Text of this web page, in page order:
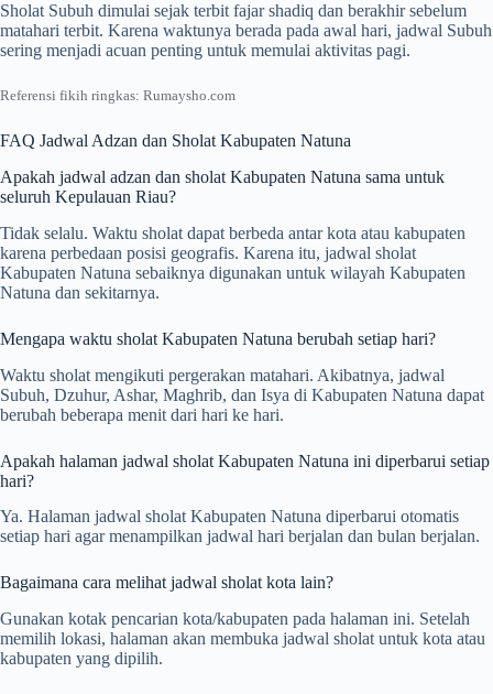
Sholat Subuh dimulai sejak terbit fajar shadiq dan berakhir sebelum
matahari terbit. Karena waktunya berada pada awal hari, jadwal Subuh
sering menjadi acuan penting untuk memulai aktivitas pagi.
Referensi fikih ringkas: Rumaysho.com
FAQ Jadwal Adzan dan Sholat Kabupaten Natuna
Apakah jadwal adzan dan sholat Kabupaten Natuna sama untuk
seluruh Kepulauan Riau?
Tidak selalu. Waktu sholat dapat berbeda antar kota atau kabupaten
karena perbedaan posisi geografis. Karena itu, jadwal sholat
Kabupaten Natuna sebaiknya digunakan untuk wilayah Kabupaten
Natuna dan sekitarnya.
Mengapa waktu sholat Kabupaten Natuna berubah setiap hari?
Waktu sholat mengikuti pergerakan matahari. Akibatnya, jadwal
Subuh, Dzuhur, Ashar, Maghrib, dan Isya di Kabupaten Natuna dapat
berubah beberapa menit dari hari ke hari.
Apakah halaman jadwal sholat Kabupaten Natuna ini diperbarui setiap
hari?
Ya. Halaman jadwal sholat Kabupaten Natuna diperbarui otomatis
setiap hari agar menampilkan jadwal hari berjalan dan bulan berjalan.
Bagaimana cara melihat jadwal sholat kota lain?
Gunakan kotak pencarian kota/kabupaten pada halaman ini. Setelah
memilih lokasi, halaman akan membuka jadwal sholat untuk kota atau
kabupaten yang dipilih.